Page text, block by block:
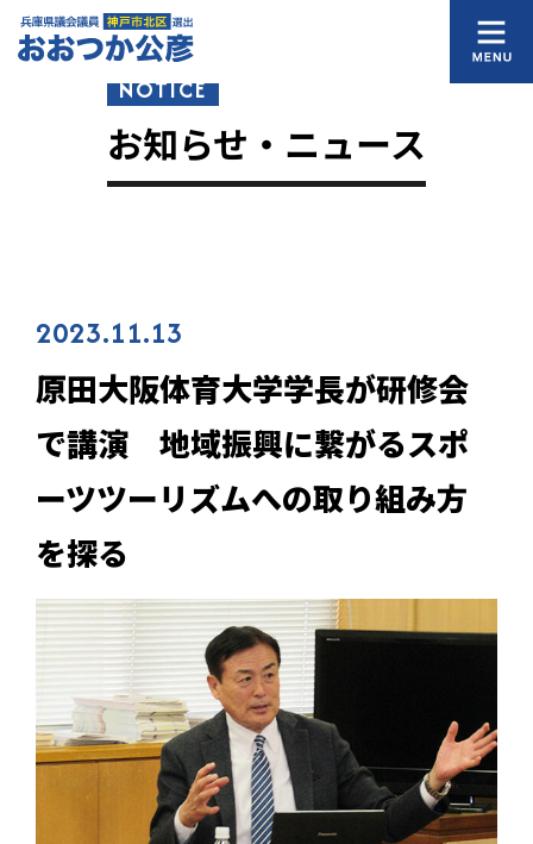
NOTICE
お知らせ・ニュース
2023.11.13
原田大阪体育大学学長が研修会
で講演 地域振興に繋がるスポ
ーツツーリズムへの取り組み方
を探る